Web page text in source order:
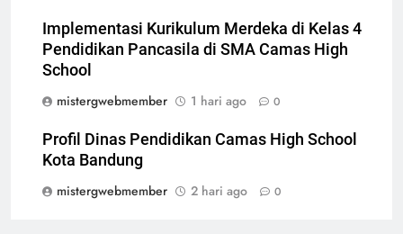
Implementasi Kurikulum Merdeka di Kelas 4
Pendidikan Pancasila di SMA Camas High
School
mistergwebmember
1 hari ago 0
Profil Dinas Pendidikan Camas High School
Kota Bandung
mistergwebmember
2 hari ago 0